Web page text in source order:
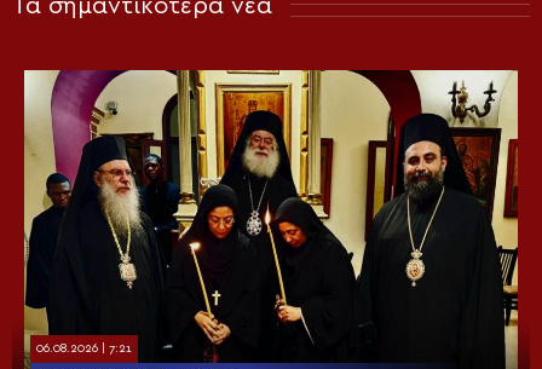
Τα σημαντικότερα νέα
06.08.2026 | 7:21